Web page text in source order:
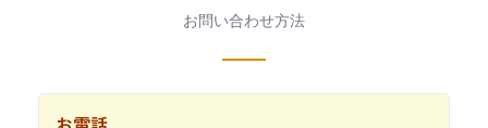
お問い合わせ方法